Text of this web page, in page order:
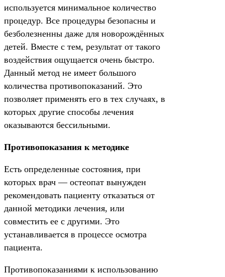
используется минимальное количество
процедур. Все процедуры безопасны и
безболезненны даже для новорождённых
детей. Вместе с тем, результат от такого
воздействия ощущается очень быстро.
Данный метод не имеет большого
количества противопоказаний. Это
позволяет применять его в тех случаях, в
которых другие способы лечения
оказываются бессильными.
Противопоказания к методике
Есть определенные состояния, при
которых врач — остеопат вынужден
рекомендовать пациенту отказаться от
данной методики лечения, или
совместить ее с другими. Это
устанавливается в процессе осмотра
пациента.
Противопоказаниями к использованию